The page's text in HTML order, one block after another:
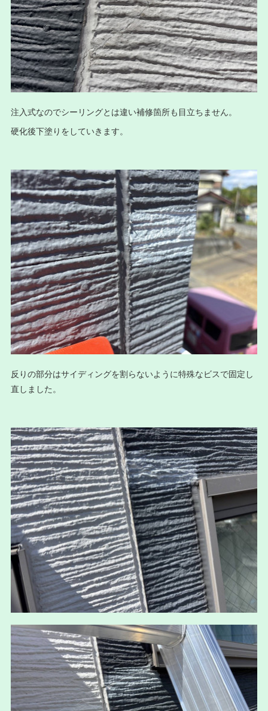
注入式なのでシーリングとは違い補修箇所も目立ちません。
硬化後下塗りをしていきます。
反りの部分はサイディングを割らないように特殊なビスで固定し
直しました。